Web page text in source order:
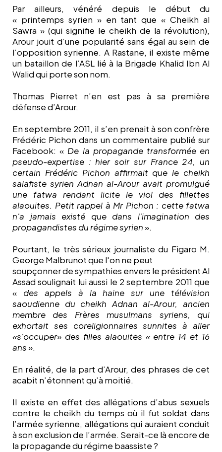
Par ailleurs, vénéré depuis le début du
« printemps syrien » en tant que « Cheikh al
Sawra » (qui signifie le cheikh de la révolution),
Arour jouit d’une popularité sans égal au sein de
l’opposition syrienne. A Rastane, il existe même
un bataillon de l’ASL lié à la Brigade Khalid Ibn Al
Walid qui porte son nom.
Thomas Pierret n’en est pas à sa première
défense d’Arour.
En septembre 2011, il s’en prenait à son confrère
Frédéric Pichon dans un commentaire publié sur
Facebook:« De la propagande transformée en
pseudo-expertise : hier soir sur France 24, un
certain Frédéric Pichon affirmait que le cheikh
salafiste syrien Adnan al-Arour avait promulgué
une fatwa rendant licite le viol des fillettes
alaouites. Petit rappel à Mr Pichon : cette fatwa
n'a jamais existé que dans l'imagination des
propagandistes du régime syrien».
Pourtant, le très sérieux journaliste du Figaro M.
George Malbrunot que l'on ne peut
soupçonner de sympathies envers le président Al
Assad soulignait lui aussi le 2 septembre 2011 que
« des appels à la haine sur une télévision
saoudienne du cheikh Adnan al-Arour, ancien
membre des Frères musulmans syriens, qui
exhortait ses coreligionnaires sunnites à aller
«s'occuper» des filles alaouites « entre 14 et 16
ans ».
En réalité, de la part d’Arour, des phrases de cet
acabit n’étonnent qu’à moitié.
Il existe en effet des allégations d’abus sexuels
contre le cheikh du temps où il fut soldat dans
l’armée syrienne, allégations qui auraient conduit
à son exclusion de l’armée. Serait-ce là encore de
la propagande du régime baassiste ?